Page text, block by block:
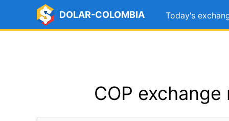
DOLAR-COLOMBIA Today's
COP